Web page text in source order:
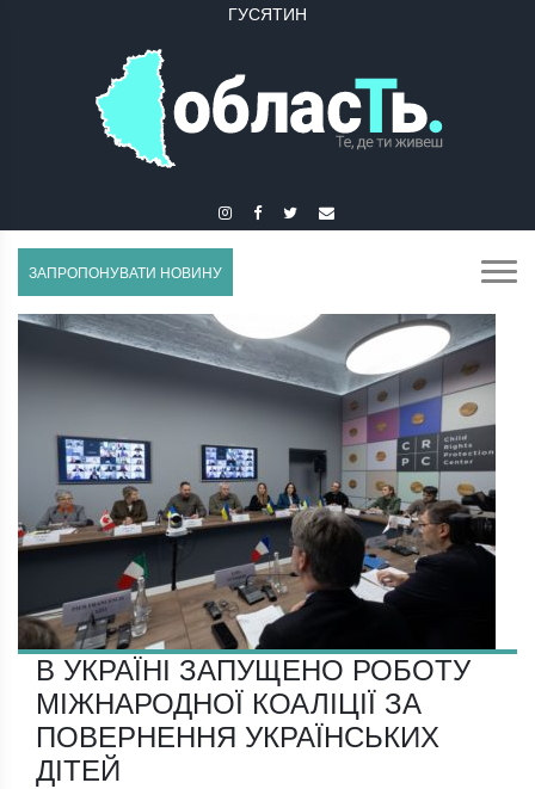
ГУСЯТИН
ЗАПРОПОНУВАТИ НОВИНУ
В УКРАЇНІ ЗАПУЩЕНО РОБОТУ
МІЖНАРОДНОЇ КОАЛІЦІЇ ЗА
ПОВЕРНЕННЯ УКРАЇНСЬКИХ
ДІТЕЙ